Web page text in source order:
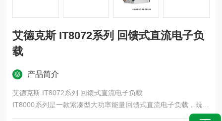
艾德克斯 IT8072系列 回馈式直流电子负
载
产品简介
艾德克斯 IT8072系列 回馈式直流电子负载
IT8000系列是一款紧凑型大功率能量回馈式直流电子负载，既能
模拟各种负载特性，又能将电能回馈电网，不但为用户节省了用